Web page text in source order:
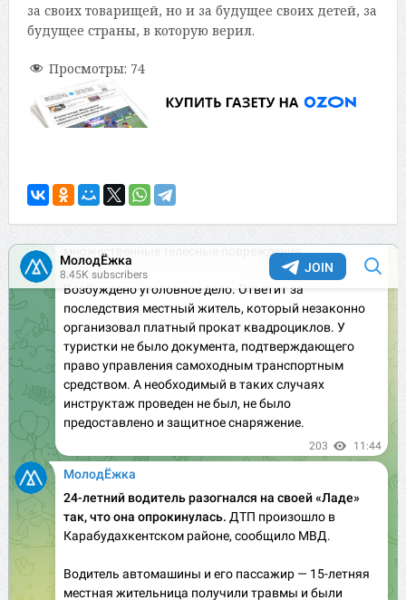
за своих товарищей, но и за будущее своих детей, за
будущее страны, в которую верил.
Просмотры: 74